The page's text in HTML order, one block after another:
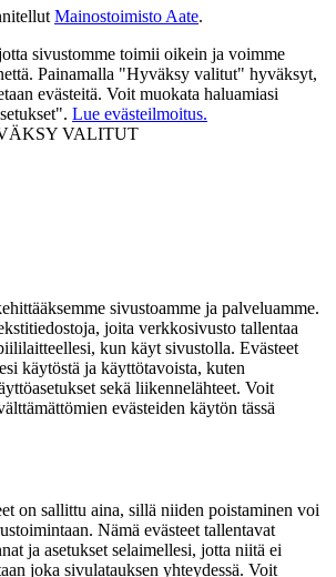
Mainostoimisto Aate.
sivustomme toimii oikein ja voimme
Painamalla "Hyväksy valitut" hyväksyt,
evästeitä. Voit muokata haluamiasi
Lue evästeilmoitus.
VALITUT
sivustoamme ja palveluamme.
joita verkkosivusto tallentaa
kun käyt sivustolla. Evästeet
käytöstä ja käyttötavoista, kuten
sekä liikennelähteet. Voit
evästeiden käytön tässä
on sallittu aina, sillä niiden poistaminen voi
Nämä evästeet tallentavat
ja asetukset selaimellesi, jotta niitä ei
joka sivulatauksen yhteydessä. Voit